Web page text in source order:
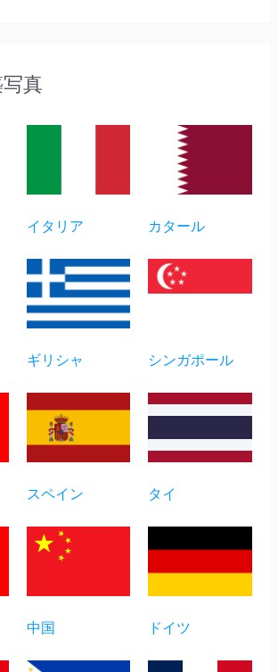
真
イタリア カタール
ギリシャ シンガポール
スペイン タイ
中国 ドイツ